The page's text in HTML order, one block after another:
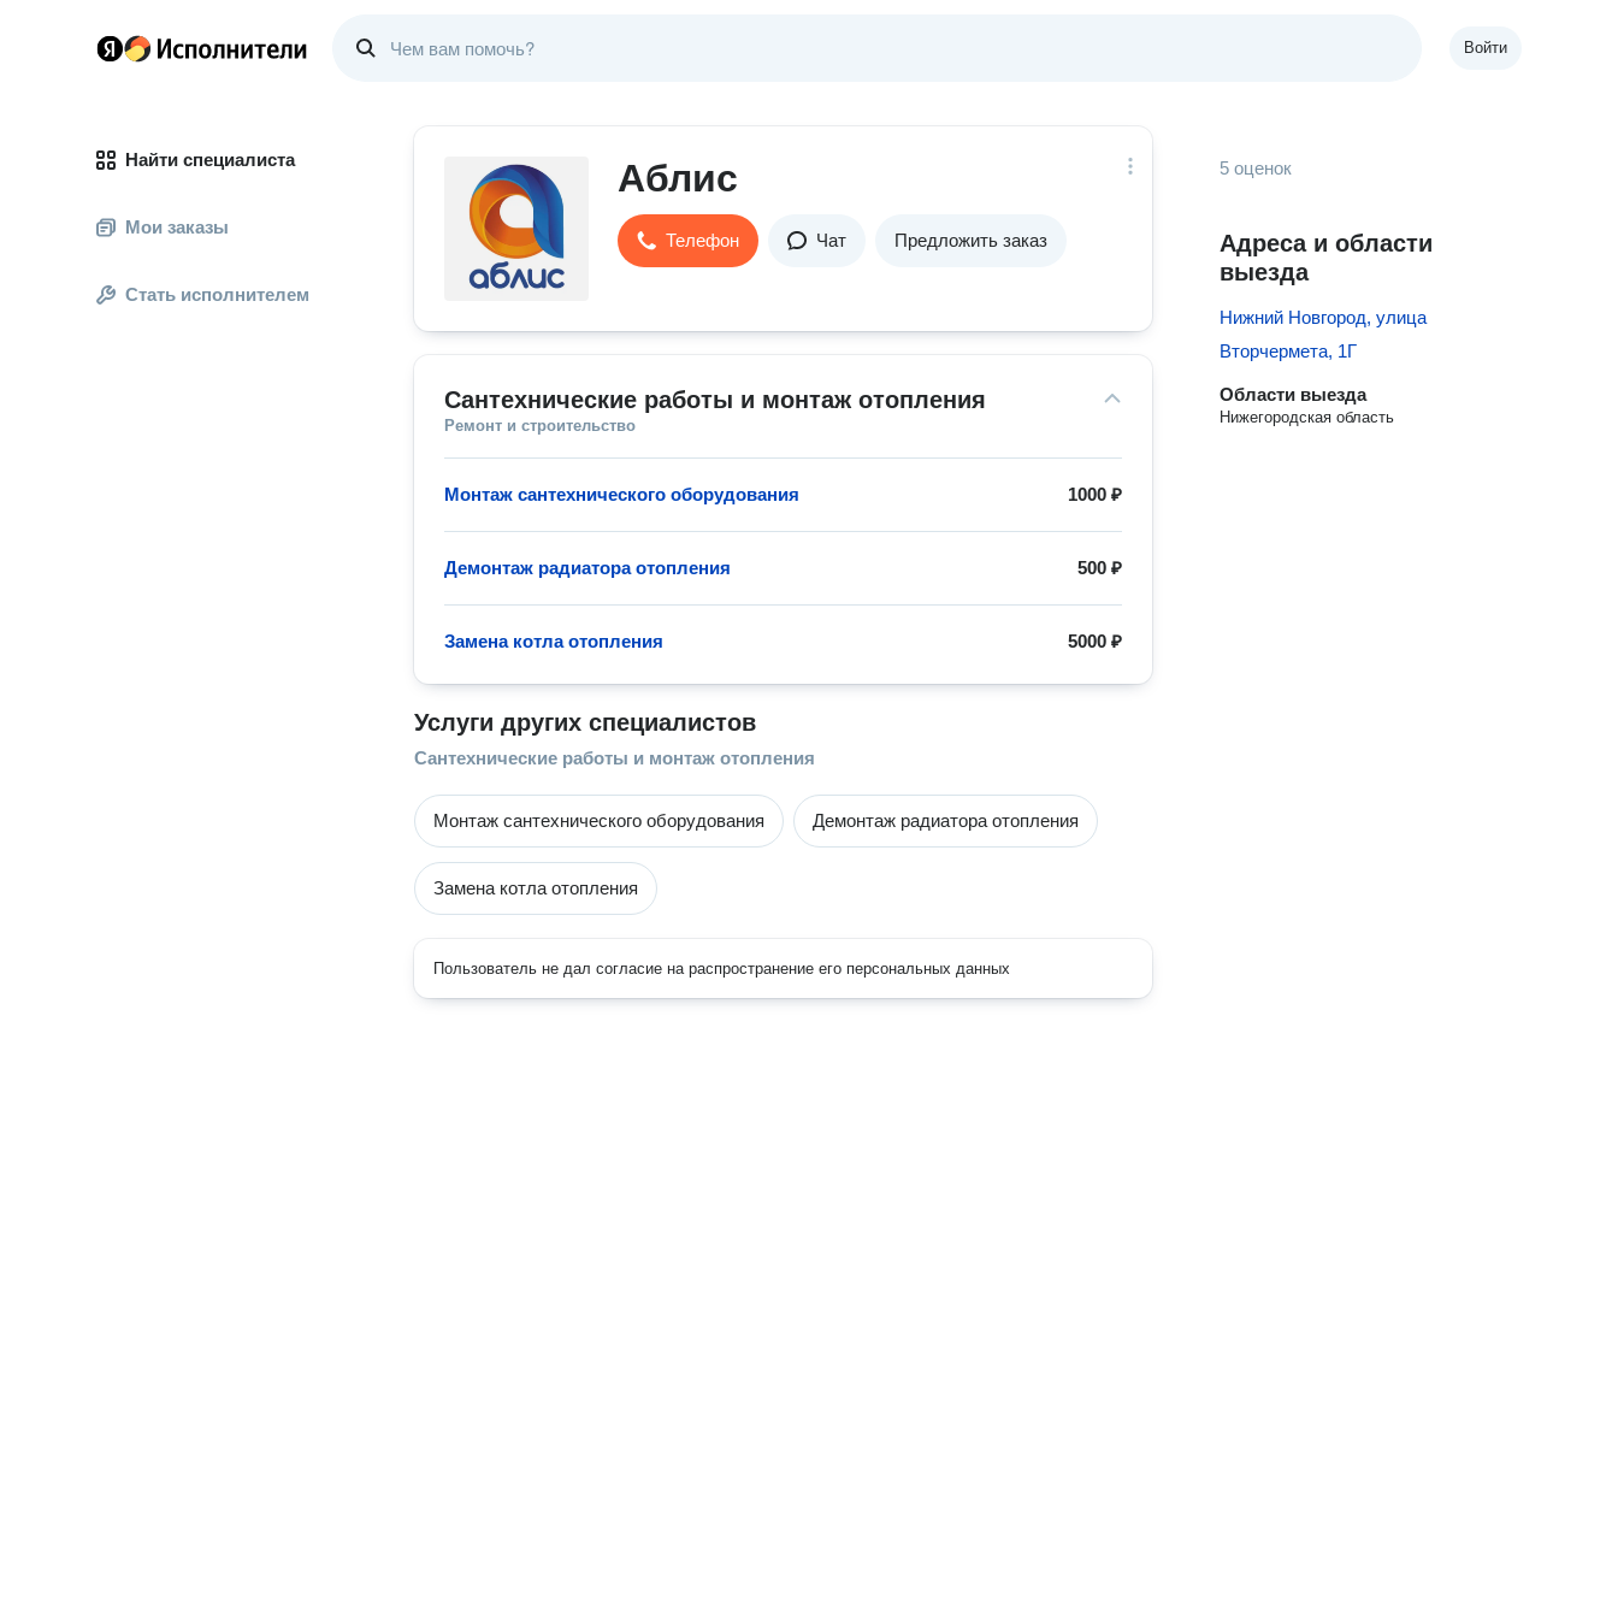
Войти
Найти специалиста
Мои заказы
Стать исполнителем
Аблис
Телефон Чат Предложить заказ
Сантехнические работы и монтаж отопления
Ремонт и строительство
1000 ₽
Монтаж сантехнического оборудования
500 ₽
Демонтаж радиатора отопления
5000 ₽
Замена котла отопления
Услуги других специалистов
Сантехнические работы и монтаж отопления
Монтаж сантехнического оборудования Демонтаж радиатора отопления
Замена котла отопления
Пользователь не дал согласие на распространение его персональных данных
5 оценок
Адреса и области
выезда
Нижний Новгород, улица
Вторчермета, 1Г
Области выезда
Нижегородская область